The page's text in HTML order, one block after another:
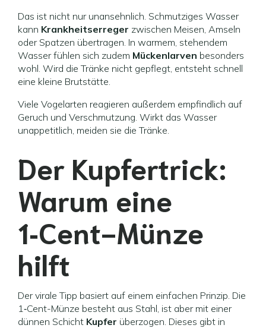
Das ist nicht nur unansehnlich. Schmutziges Wasser
kann Krankheitserreger zwischen Meisen, Amseln
oder Spatzen übertragen. In warmem, stehendem
Wasser fühlen sich zudem Mückenlarven besonders
wohl. Wird die Tränke nicht gepflegt, entsteht schnell
eine kleine Brutstätte.
Viele Vogelarten reagieren außerdem empfindlich auf
Geruch und Verschmutzung. Wirkt das Wasser
unappetitlich, meiden sie die Tränke.
Der Kupfertrick:
Warum eine
1‑Cent-Münze
hilft
Der virale Tipp basiert auf einem einfachen Prinzip. Die
1‑Cent-Münze besteht aus Stahl, ist aber mit einer
dünnen Schicht Kupfer überzogen. Dieses gibt in